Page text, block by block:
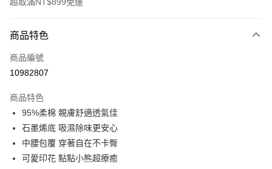
信用卡一次付款
超商取貨付款
Apple Pay
街口支付
悠遊付
商品特色
商品編號
10982807
商品特色
95%柔棉 親膚舒適透氣佳
石墨烯底 吸濕除味更安心
中腰包覆 穿著自在不卡臀
可愛印花 點點小熊超療癒